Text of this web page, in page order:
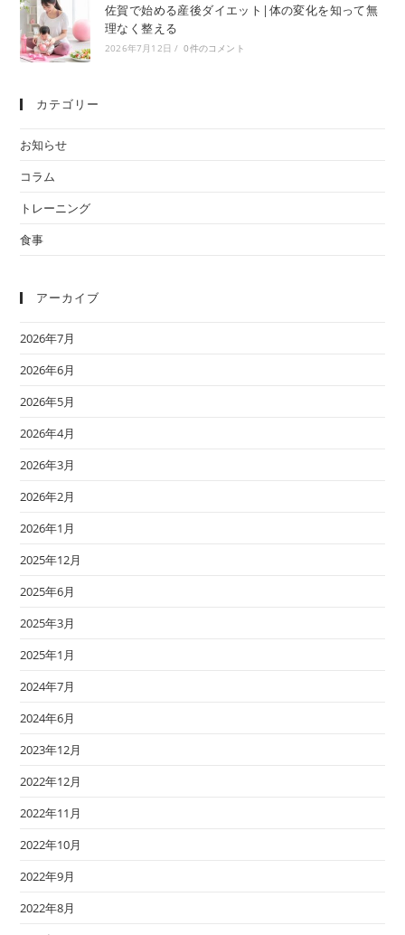
佐賀で始める産後ダイエット|体の変化を知って無
理なく整える
2026年7月12日 / 0件のコメント
カテゴリー
お知らせ
コラム
トレーニング
食事
アーカイブ
2026年7月
2026年6月
2026年5月
2026年4月
2026年3月
2026年2月
2026年1月
2025年12月
2025年6月
2025年3月
2025年1月
2024年7月
2024年6月
2023年12月
2022年12月
2022年11月
2022年10月
2022年9月
2022年8月